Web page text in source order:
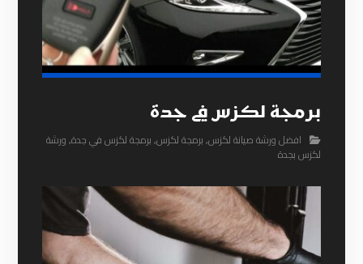
برمجة لكزس في جدة
افضل ورشة صيانة لكزس,برمجة لكزس,برمجة لكزس في جدة,ورشة
لكزس بجدة